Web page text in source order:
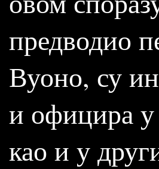
предводио
Вуоно, су
и официра у
као и у